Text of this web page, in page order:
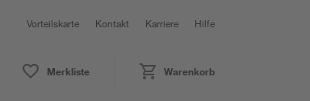
Vorteilskarte Kontakt Karriere Hilfe
Merkliste Warenkorb